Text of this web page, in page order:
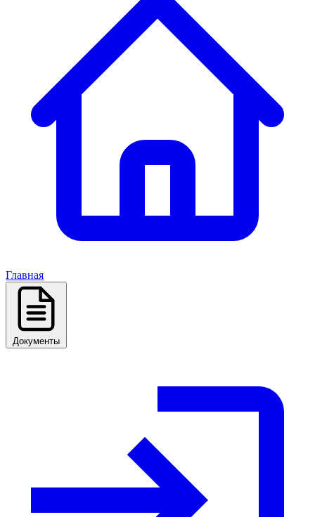
Главная
Документы